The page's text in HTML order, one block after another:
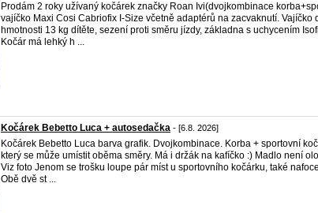
Prodám 2 roky užívaný kočárek značky Roan Ivi(dvojkombinace
vajíčko Maxi Cosi Cabriofix I-Size včetně adaptérů na zacvaknutí. Vajíčko
hmotnosti 13 kg dítěte, sezení proti směru jízdy, základna s uchycením
Kočár má lehký h ...
Kočárek Bebetto Luca + autosedačka - [6.8. 2026]
Kočárek Bebetto Luca barva grafik. Dvojkombinace. Korba + sportovní
který se může umístit oběma směry. Má i držák na kafíčko :) Madlo není
Viz foto Jenom se trošku loupe pár míst u sportovního kočárku, také
Obě dvě st ...